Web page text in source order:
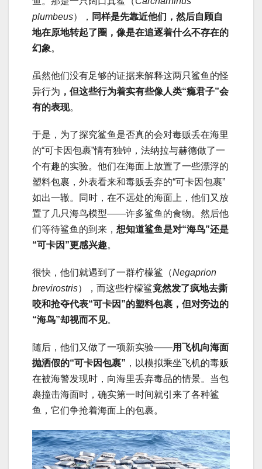
plumbeus）， 同样是先靠近他们，然后自顾自
地在原地转起了圈，像是在追逐着什么不存在的
幻象。
虽然他们没有足够的证据来解释这两只鲨鱼的怪
异行为 ，但这些行为着实有些像人类“瘾君子”会
有的表现。
于是，为了探究鲨鱼是否真的会对毒贩丢在海里
的“可卡因包裹”情有独钟，法纳拉与赫德做了一
个有趣的实验。他们在海面上放置了一些漂浮的
塑料包裹，外表看来和毒贩丢弃的“可卡因包裹”
如出一辙。同时，在不远处的海面上，他们又放
置了几只海鸟模型——许多鲨鱼的食物。然后他
们等待鲨鱼的到来， 想知道鲨鱼是对“海鸟”还是
“可卡因”更感兴趣。
很快，他们就遇到了一群柠檬鲨（Negaprion
brevirostris），而这些柠檬鲨竟然发了疯地去撕
咬和抢夺代表“可卡因”的塑料包裹，但对旁边的
“海鸟”却视而不见。
随后，他们又做了一项新实验——用飞机向海面
抛洒假的“可卡因包裹” ，以模拟乘坐飞机的毒贩
在被海警发现时，向海里丢弃毒品的情景。当包
裹撞击海面时，确实第一时间就引来了各种鲨
鱼，它们争抢着海面上的包裹。